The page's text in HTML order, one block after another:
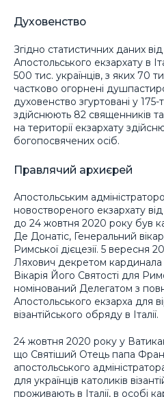
Духовенство
Згідно статистичних даних
Апостольського екзархату в
500 тис. українців, з яких 70
частково огорнені
духовенство згуртовані у
здійснюють 82 священників
на території екзархату
богопосвячених осіб.
Правлячий архиєрей
Апостольським
новоствореного екзархату
до 24 жовтня 2020 року був
Де Донатіс, Генеральний
Римської дієцезії. 5 вересня
Ляхович декретом
Вікарія Його Святості для
номінований Делегатом з
Апостольського екзарха для
візантійського обряду в Італії.
24 жовтня 2020 року у
що Святіший Отець папа
апостольського
для українців католиків
проживають в Італії, в особі